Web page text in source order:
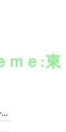
ｍｅ:東
…